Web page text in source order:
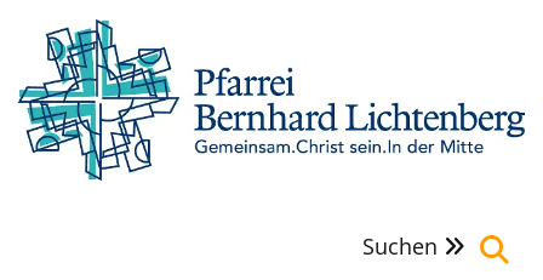
Suchen 